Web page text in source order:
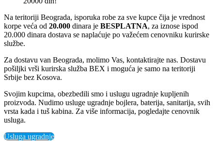
Na teritoriji Beograda, isporuka robe za sve kupce čija je vrednost
korpe veća od 20.000 dinara je BESPLATNA, za iznose ispod
20.000 dinara dostava se naplaćuje po važećem cenovniku kurirske
službe.
Za dostavu van Beograda, molimo Vas, kontaktirajte nas. Dostavu
pošiljki vrši kurirska služba BEX i moguća je samo na teritoriji
Srbije bez Kosova.
Svojim kupcima, obezbedili smo i uslugu ugradnje kupljenih
proizvoda. Nudimo usluge ugradnje bojlera, baterija, sanitarija, svih
vrsta kada i tuš kabina. Za više informacija, pogledajte cenovnik
usluga.
Usluga ugradnje